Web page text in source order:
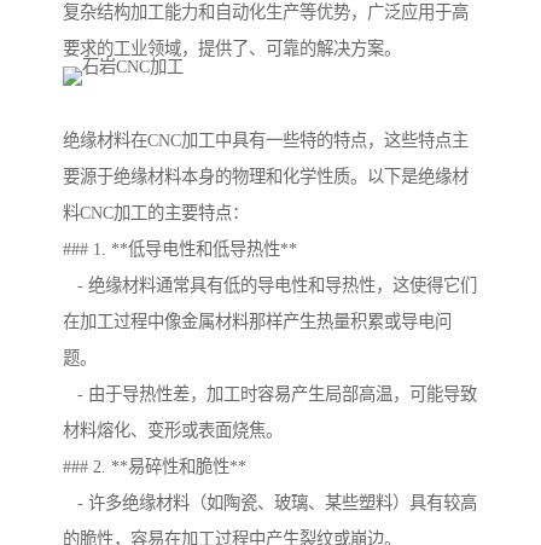
复杂结构加工能力和自动化生产等优势，广泛应用于高
要求的工业领域，提供了、可靠的解决方案。
绝缘材料在CNC加工中具有一些特的特点，这些特点主
要源于绝缘材料本身的物理和化学性质。以下是绝缘材
料CNC加工的主要特点：
### 1. **低导电性和低导热性**
- 绝缘材料通常具有低的导电性和导热性，这使得它们
在加工过程中像金属材料那样产生热量积累或导电问
题。
- 由于导热性差，加工时容易产生局部高温，可能导致
材料熔化、变形或表面烧焦。
### 2. **易碎性和脆性**
- 许多绝缘材料（如陶瓷、玻璃、某些塑料）具有较高
的脆性，容易在加工过程中产生裂纹或崩边。